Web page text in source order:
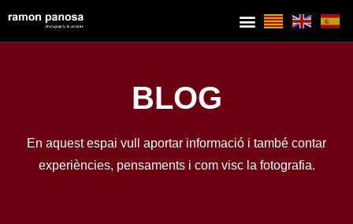
BLOG
En aquest espai vull aportar informació i també contar
experiències, pensaments i com visc la fotografia.